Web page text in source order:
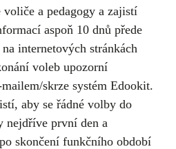
a pedagogy a zajistí
aspoň 10 dnů přede
internetových stránkách
voleb upozorní
skrze systém Edookit.
aby se řádné volby do
nejdříve první den a
skončení funkčního období